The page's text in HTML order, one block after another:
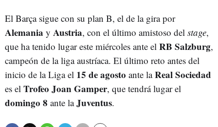
El Barça sigue con su plan B, el de la gira por
Alemania y Austria, con el último amistoso del stage,
que ha tenido lugar este miércoles ante el RB Salzburg,
campeón de la liga austríaca. El último reto antes del
inicio de la Liga el 15 de agosto ante laReal Sociedad
es el Trofeo Joan Gamper, que tendrá lugar el
domingo 8 ante laJuventus.